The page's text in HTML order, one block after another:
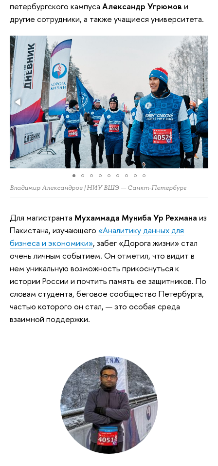
петербургского кампуса Александр Угрюмов и
другие сотрудники, а также учащиеся университета.
Владимир Александров | НИУ ВШЭ — Санкт-Петербург
Для магистранта Мухаммада Муниба Ур Рехмана из
Пакистана, изучающего «Аналитику данных для
бизнеса и экономики», забег «Дорога жизни» стал
очень личным событием. Он отметил, что видит в
нем уникальную возможность прикоснуться к
истории России и почтить память ее защитников. По
словам студента, беговое сообщество Петербурга,
частью которого он стал, — это особая среда
взаимной поддержки.